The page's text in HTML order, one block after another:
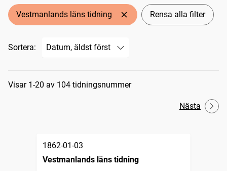
Vestmanlands läns tidning Rensa alla filter
Sortera:
Sökresultat
Visar 1-20 av 104 tidningsnummer
Nästa
1862-01-03
Vestmanlands läns tidning